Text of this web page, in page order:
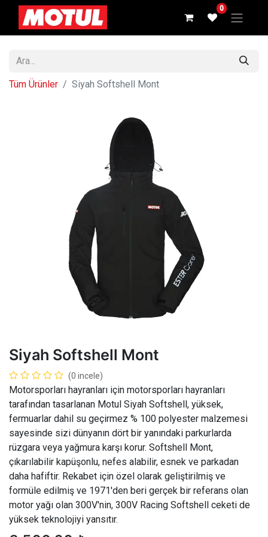
0
Tüm Ürünler Siyah Softshell Mont
Siyah Softshell Mont
(0 incele)
Motorsporları hayranları için motorsporları hayranları
tarafından tasarlanan Motul Siyah Softshell, yüksek,
fermuarlar dahil su geçirmez % 100 polyester malzemesi
sayesinde sizi dünyanın dört bir yanındaki parkurlarda
rüzgara veya yağmura karşı korur. Softshell Mont,
çıkarılabilir kapüşonlu, nefes alabilir, esnek ve parkadan
daha hafiftir. Rekabet için özel olarak geliştirilmiş ve
formüle edilmiş ve 1971'den beri gerçek bir referans olan
motor yağı olan 300V'nin, 300V Racing Softshell ceketi de
yüksek teknolojiyi yansıtır.